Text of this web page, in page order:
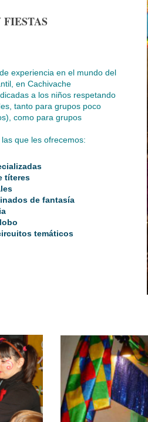
experiencia en el mundo del
en Cachivache
a los niños respetando
tanto para grupos poco
como para grupos
que les ofrecemos:
títeres
de fantasía
temáticos